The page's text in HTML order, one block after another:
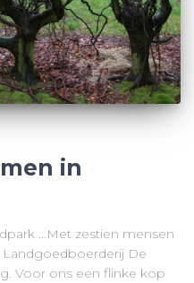
in
…Met zestien mensen
Landgoedboerderij De
Voor ons een flinke kop